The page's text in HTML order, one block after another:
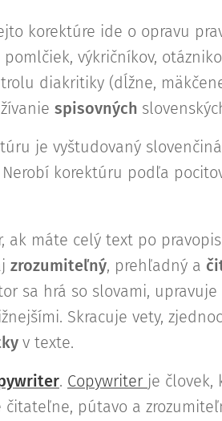
korektúre ide o opravu
výkričníkov,
diakritiky (dĺžne,
spisovných
je vyštudovaný
korektúru podľa
ak máte celý text po
zrozumiteľný, prehľadný a
sa hrá so slovami,
Skracuje vety,
v texte.
. Copywriter je človek,
čitateľne, pútavo a